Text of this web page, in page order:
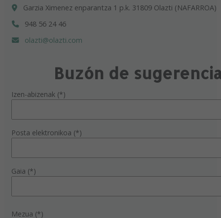
Garzia Ximenez enparantza 1 p.k. 31809 Olazti (NAFARROA)
948 56 24 46
olazti@olazti.com
Buzón de
Izen-abizenak (*)
Posta elektronikoa (*)
Gaia (*)
Mezua (*)